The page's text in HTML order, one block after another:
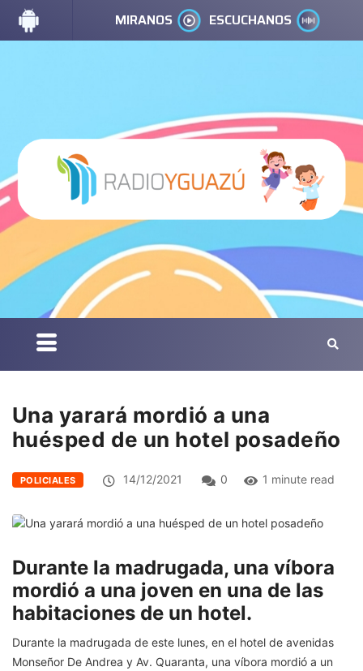
MIRANOS ESCUCHANOS
Una yarará mordió a una
huésped de un hotel posadeño
POLICIALES 14/12/2021 0 1 minute read
Durante la madrugada, una víbora
mordió a una joven en una de las
habitaciones de un hotel.
Durante la madrugada de este lunes, en el hotel de avenidas
Monseñor De Andrea y Av. Quaranta, una víbora mordió a un